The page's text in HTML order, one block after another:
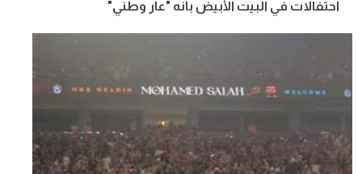
احتفالات في البيت الأبيض بأنه "عار وطني"